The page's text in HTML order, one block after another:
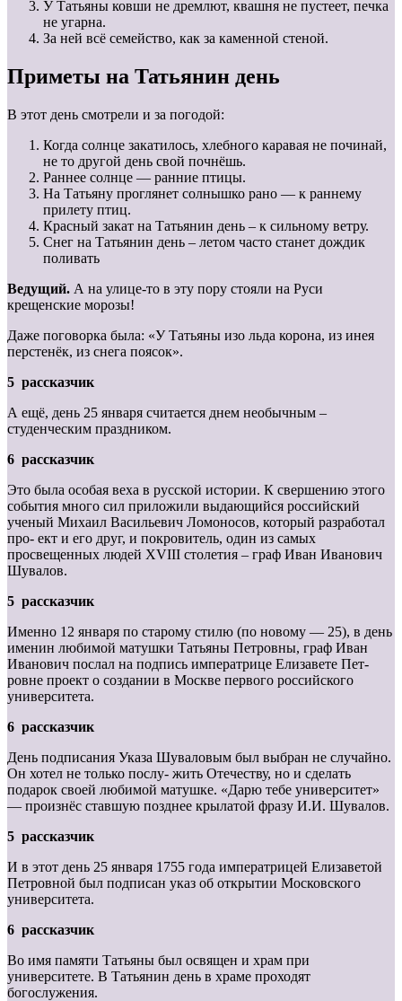
У Татьяны ковши не дремлют, квашня не пустеет, печка
не угарна.
За ней всё семейство, как за каменной стеной.
Приметы на Татьянин день
В этот день смотрели и за погодой:
Когда солнце закатилось, хлебного каравая не починай,
не то другой день свой почнёшь.
Раннее солнце — ранние птицы.
На Татьяну проглянет солнышко рано — к раннему
прилету птиц.
Красный закат на Татьянин день – к сильному ветру.
Снег на Татьянин день – летом часто станет дождик
поливать
Ведущий. А на улице-то в эту пору стояли на Руси
крещенские морозы!
Даже поговорка была: «У Татьяны изо льда корона, из инея
перстенёк, из снега поясок».
5 рассказчик
А ещё, день 25 января считается днем необычным –
студенческим праздником.
6 рассказчик
Это была особая веха в русской истории. К свершению этого
события много сил приложили выдающийся российский
ученый Михаил Васильевич Ломоносов, который разработал
про- ект и его друг, и покровитель, один из самых
просвещенных людей XVIII столетия – граф Иван Иванович
Шувалов.
5 рассказчик
Именно 12 января по старому стилю (по новому — 25), в день
именин любимой матушки Татьяны Петровны, граф Иван
Иванович послал на подпись императрице Елизавете Пет-
ровне проект о создании в Москве первого российского
университета.
6 рассказчик
День подписания Указа Шуваловым был выбран не случайно.
Он хотел не только послу- жить Отечеству, но и сделать
подарок своей любимой матушке. «Дарю тебе университет»
— произнёс ставшую позднее крылатой фразу И.И. Шувалов.
5 рассказчик
И в этот день 25 января 1755 года императрицей Елизаветой
Петровной был подписан указ об открытии Московского
университета.
6 рассказчик
Во имя памяти Татьяны был освящен и храм при
университете. В Татьянин день в храме проходят
богослужения.